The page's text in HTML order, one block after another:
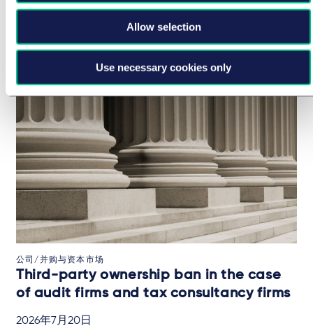
Allow selection
Use necessary cookies only
BRIEFING
以及Teresa Kirschner, LL.M.
(Information and Media Law)
公司/并购与资本市场
Third-party ownership ban in the case
of audit firms and tax consultancy firms
2026年7月20日